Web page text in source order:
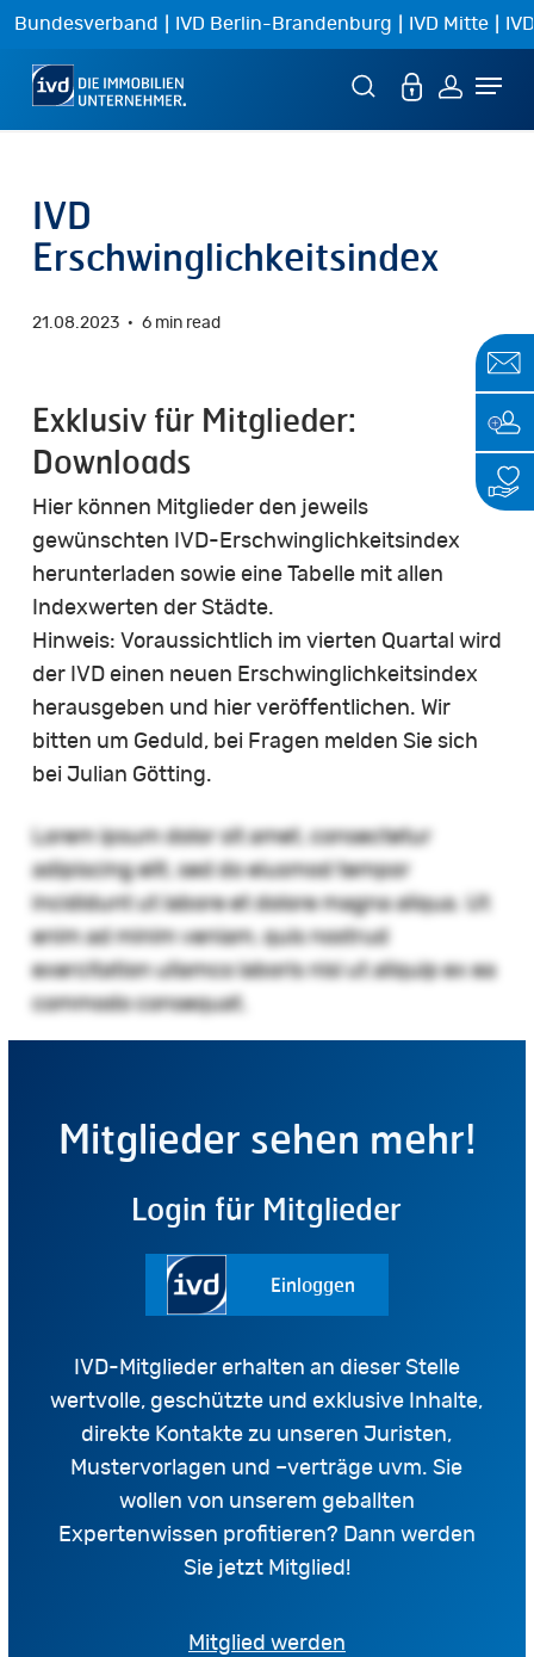
Skip
main
Bundesverband | IVD Berlin-Brandenburg | IVD Mitte |
IVD
Erschwinglichkeitsindex
21.08.2023 6 min read
Exklusiv für Mitglieder:
Downloads
Hier können Mitglieder den jeweils
gewünschten IVD-Erschwinglichkeitsindex
herunterladen sowie eine Tabelle mit allen
Indexwerten der Städte.
Hinweis: Voraussichtlich im vierten Quartal wird
der IVD einen neuen Erschwinglichkeitsindex
herausgeben und hier veröffentlichen. Wir
bitten um Geduld, bei Fragen melden Sie sich
bei Julian Götting.
Lorem ipsum dolor sit amet, consectetur
adipiscing elit, sed do eiusmod tempor
incididunt ut labore et dolore magna aliqua. Ut
enim ad minim veniam, quis nostrud
exercitation ullamco laboris nisi ut aliquip ex ea
commodo consequat.
Mitglieder sehen mehr!
Login für Mitglieder
Einloggen
IVD-Mitglieder erhalten an dieser Stelle
wertvolle, geschützte und exklusive Inhalte,
direkte Kontakte zu unseren Juristen,
Mustervorlagen und –verträge uvm. Sie
wollen von unserem geballten
Expertenwissen profitieren? Dann werden
Sie jetzt Mitglied!
Mitglied werden